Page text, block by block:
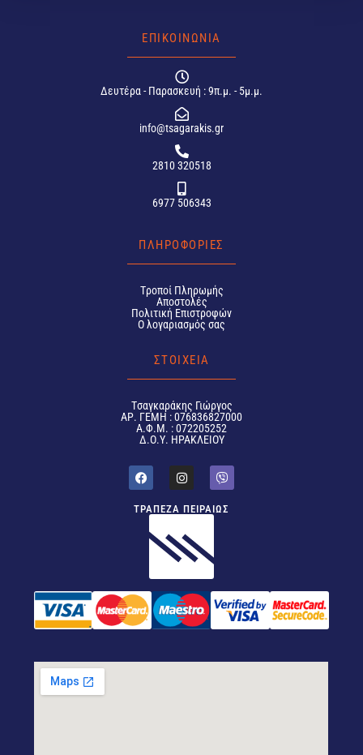
ΕΠΙΚΟΙΝΩΝΙΑ
Δευτέρα - Παρασκευή : 9π.μ. - 5μ.μ.
info@tsagarakis.gr
2810 320518
6977 506343
ΠΛΗΡΟΦΟΡΙΕΣ
Tροποί Πληρωμής
Αποστολές
Πολιτική Επιστροφών
Ο λογαριασμός σας
ΣΤΟΙΧΕΙΑ
Tσαγκαράκης Γιώργος
ΑΡ. ΓΕΜΗ : 076836827000
Α.Φ.Μ. : 072205252
Δ.Ο.Υ. ΗΡΑΚΛΕΙΟΥ
ΤΡΑΠΕΖΑ ΠΕΙΡΑΙΩΣ